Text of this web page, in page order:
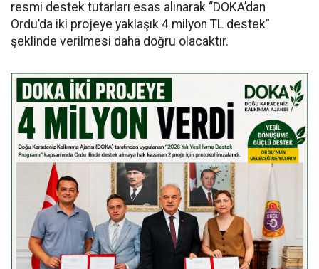
resmi destek tutarları esas alınarak “DOKA’dan
Ordu’da iki projeye yaklaşık 4 milyon TL destek”
şeklinde verilmesi daha doğru olacaktır.